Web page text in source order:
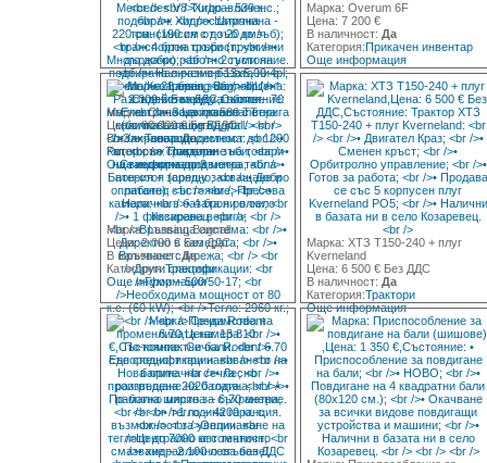
Марка: Claas Lexion 580 TT
Цена: 80 000 € Без ДДС
В наличност:Да
Категория:Трактори
Още информация
Марка: Overum 6F
Цена: 7 200 €
В наличност:Да
Категория:Прикачен инвентар
Още информация
Марка: Lansing Bagnall
Цена: 2 000 € Без ДДС
В наличност:Да
Категория:Трактори
Още информация
Марка: ХТЗ Т150-240 + плуг
Kverneland
Цена: 6 500 € Без ДДС
В наличност:Да
Категория:Трактори
Още информация